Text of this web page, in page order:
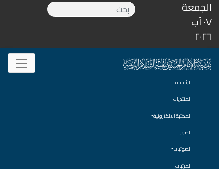
الجمعة
٠٧ آب
٢٠٢٦
الرئيسية
المنتديات
المكتبة الالكترونية
الصور
الصوتيات
المرئيات